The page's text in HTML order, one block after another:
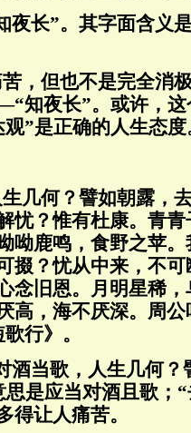
夜长”。其字面含义
，但也不是完全消
知夜长”。或许，这
”是正确的人生态度
几何？譬如朝露，
忧？惟有杜康。青
呦鹿鸣，食野之苹
掇？忧从中来，不
念旧恩。月明星稀
高，海不厌深。周
行》。
酒当歌，人生几何？
是应当对酒且歌；
得让人痛苦。